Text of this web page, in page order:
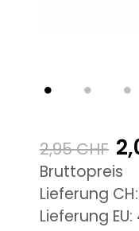
2,95 CHF
Bruttopreis
Lieferung
Lieferung